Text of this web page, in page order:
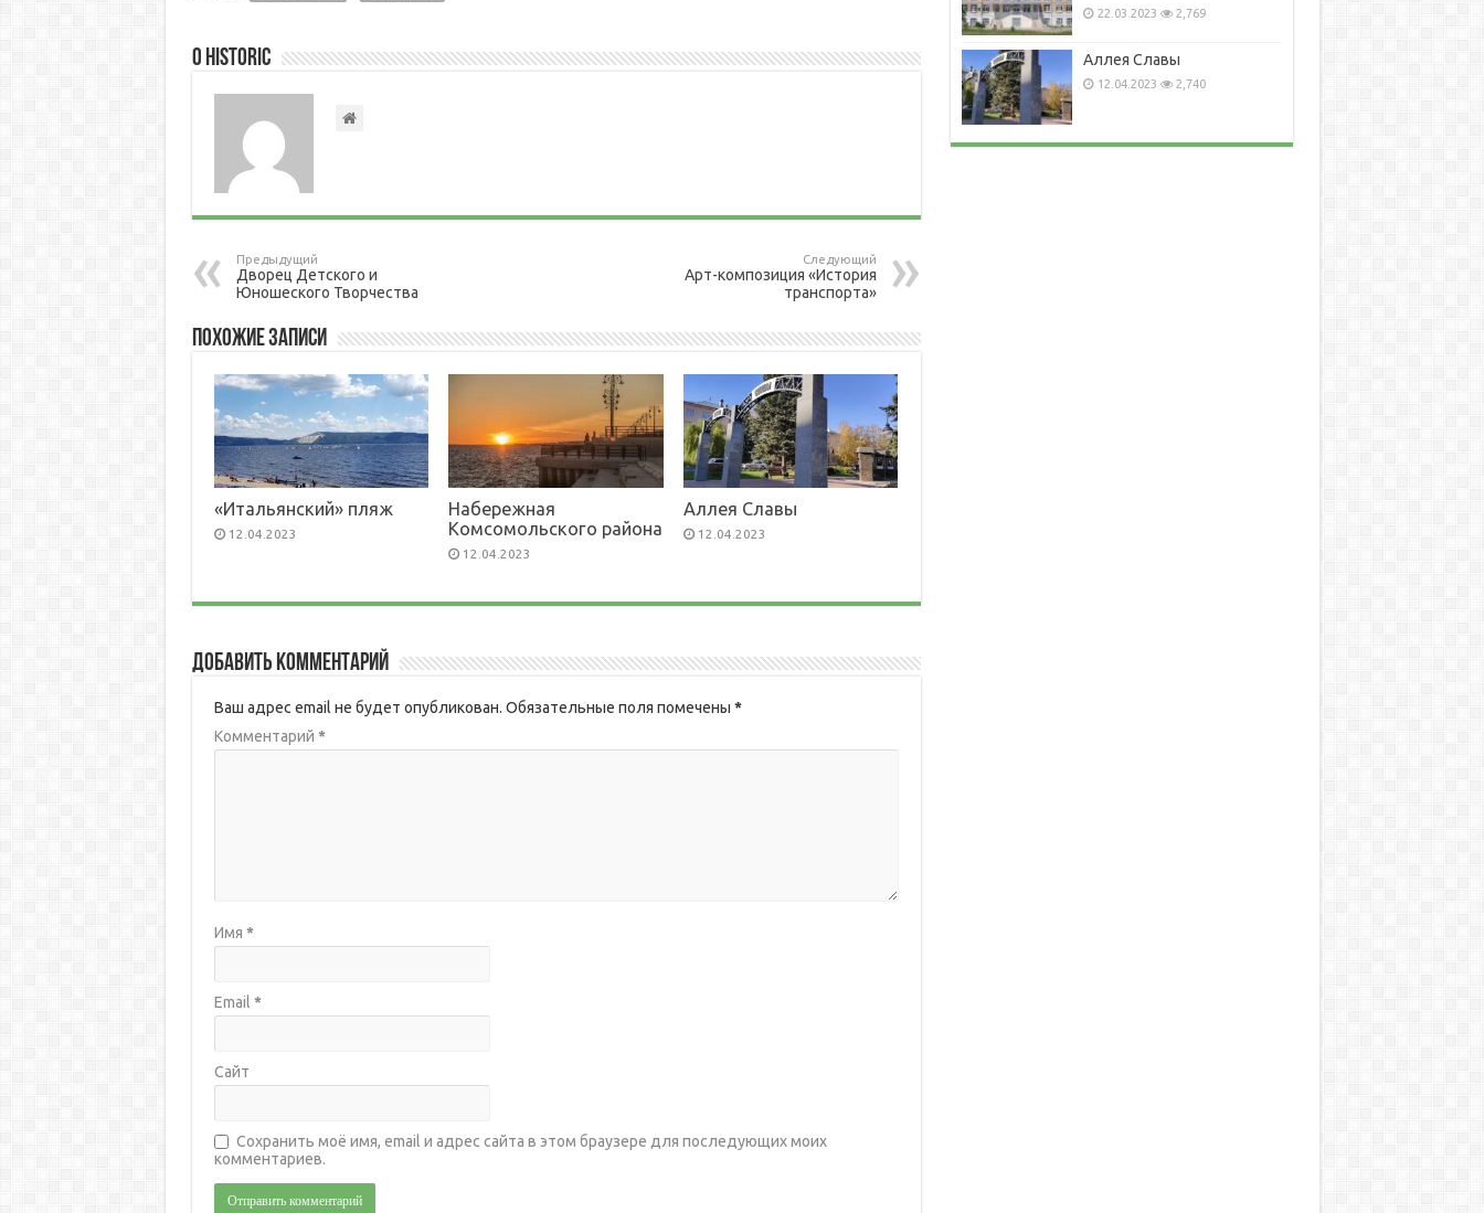
О historic
Предыдущий
Дворец Детского и
Юношеского Творчества
Следующий
Арт-композиция «История
транспорта»
Похожие записи
«Итальянский» пляж
12.04.2023
Набережная
Комсомольского района
12.04.2023
Аллея Славы
12.04.2023
Добавить комментарий
Ваш адрес email не будет опубликован. Обязательные поля помечены *
Комментарий *
Имя *
Email *
Сайт
Сохранить моё имя, email и адрес сайта в этом браузере для последующих моих
комментариев.
22.03.2023 2,769
Аллея Славы
12.04.2023 2,740